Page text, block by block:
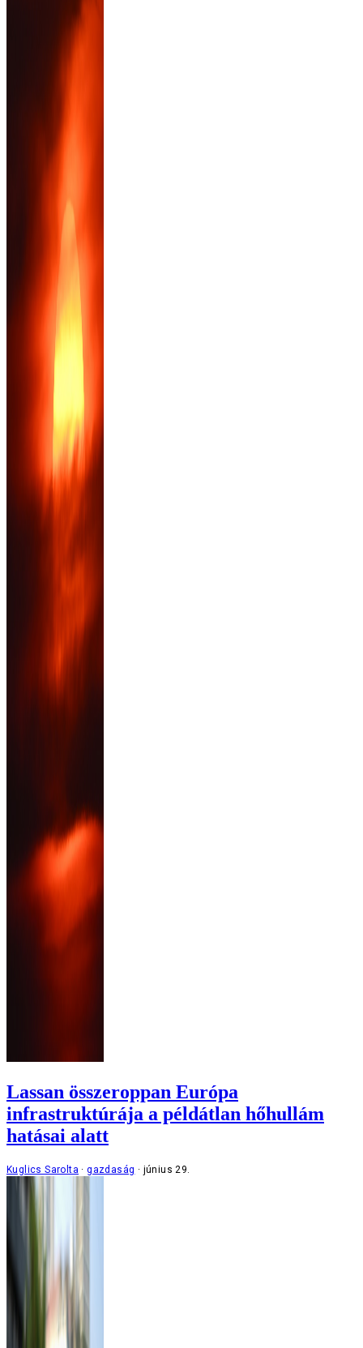
Lassan összeroppan Európa
infrastruktúrája a példátlan hőhullám
hatásai alatt
Kuglics Sarolta gazdaság június 29.